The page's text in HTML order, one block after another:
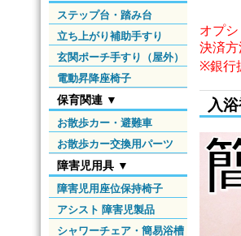
ステップ台・踏み台
立ち上がり補助手すり
玄関ポーチ手すり（屋外）
電動昇降座椅子
保育関連 ▼
お散歩カー・避難車
お散歩カー交換用パーツ
障害児用具 ▼
障害児用座位保持椅子
アシスト 障害児製品
シャワーチェア・簡易浴槽
オプ
決済
※銀行
入